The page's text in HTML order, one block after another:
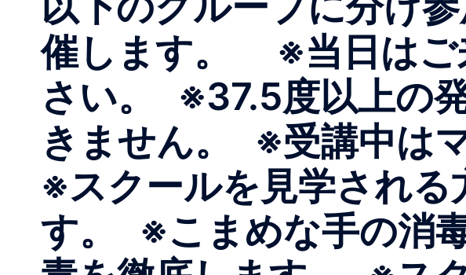
催します。 ※当日はご
さい。 ※37.5度以上の
きません。 ※受講中は
※スクールを見学される
す。 ※こまめな手の消